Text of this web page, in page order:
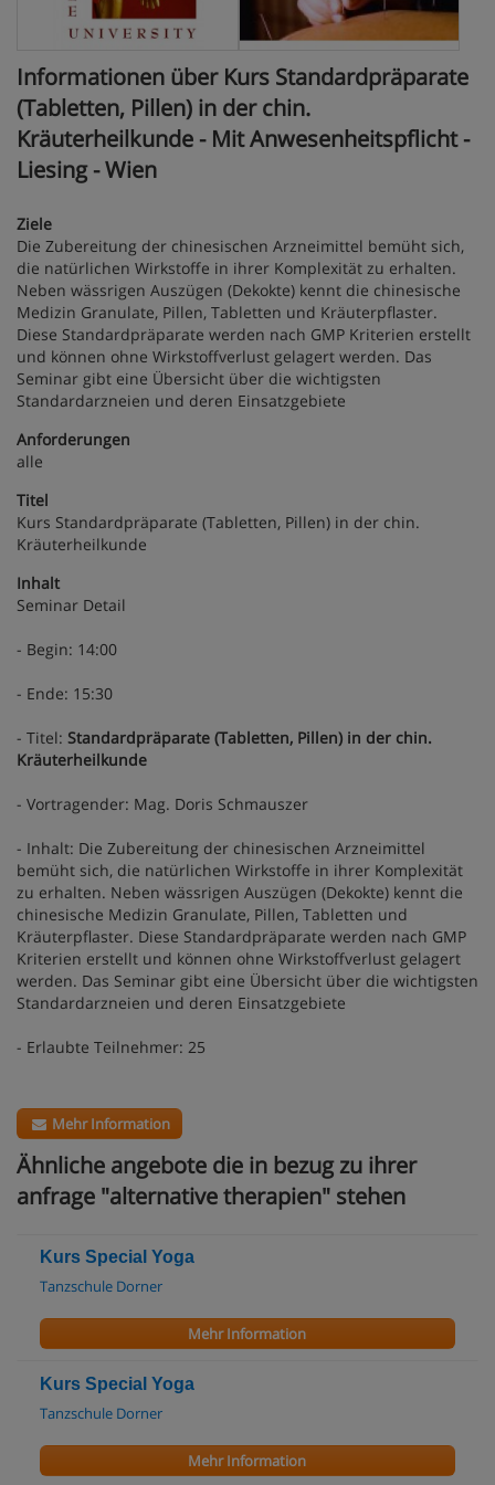
Informationen über Kurs Standardpräparate
(Tabletten, Pillen) in der chin.
Kräuterheilkunde - Mit Anwesenheitspflicht -
Liesing - Wien
Ziele
Die Zubereitung der chinesischen Arzneimittel bemüht sich,
die natürlichen Wirkstoffe in ihrer Komplexität zu erhalten.
Neben wässrigen Auszügen (Dekokte) kennt die chinesische
Medizin Granulate, Pillen, Tabletten und Kräuterpflaster.
Diese Standardpräparate werden nach GMP Kriterien erstellt
und können ohne Wirkstoffverlust gelagert werden. Das
Seminar gibt eine Übersicht über die wichtigsten
Standardarzneien und deren Einsatzgebiete
Anforderungen
alle
Titel
Kurs Standardpräparate (Tabletten, Pillen) in der chin.
Kräuterheilkunde
Inhalt
Seminar Detail
- Begin: 14:00
- Ende: 15:30
- Titel: Standardpräparate (Tabletten, Pillen) in der chin.
Kräuterheilkunde
- Vortragender: Mag. Doris Schmauszer
- Inhalt: Die Zubereitung der chinesischen Arzneimittel
bemüht sich, die natürlichen Wirkstoffe in ihrer Komplexität
zu erhalten. Neben wässrigen Auszügen (Dekokte) kennt die
chinesische Medizin Granulate, Pillen, Tabletten und
Kräuterpflaster. Diese Standardpräparate werden nach GMP
Kriterien erstellt und können ohne Wirkstoffverlust gelagert
werden. Das Seminar gibt eine Übersicht über die wichtigsten
Standardarzneien und deren Einsatzgebiete
- Erlaubte Teilnehmer: 25
Mehr Information
Ähnliche angebote die in bezug zu ihrer
anfrage "alternative therapien" stehen
Kurs Special Yoga
Tanzschule Dorner
Mehr Information
Kurs Special Yoga
Tanzschule Dorner
Mehr Information